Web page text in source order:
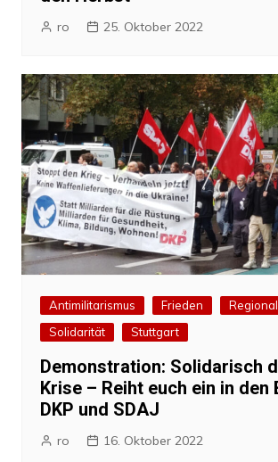
ro 25. Oktober 2022
Antimilitarismus Frieden
Regional
Solidarität
Stuttgart
Demonstration: Solidarisch
Krise – Reiht euch ein in den
DKP und SDAJ
ro 16. Oktober 2022